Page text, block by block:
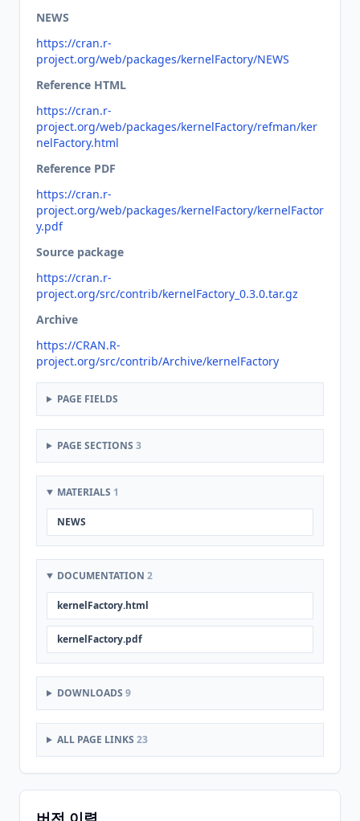
NEWS
https://cran.r-
project.org/web/packages/kernelFactory/NEWS
Reference HTML
https://cran.r-
project.org/web/packages/kernelFactory/refman/ker
nelFactory.html
Reference PDF
https://cran.r-
project.org/web/packages/kernelFactory/kernelFactor
y.pdf
Source package
https://cran.r-
project.org/src/contrib/kernelFactory_0.3.0.tar.gz
Archive
https://CRAN.R-
project.org/src/contrib/Archive/kernelFactory
PAGE FIELDS
PAGE SECTIONS 3
MATERIALS 1
NEWS
DOCUMENTATION 2
kernelFactory.html
kernelFactory.pdf
DOWNLOADS 9
ALL PAGE LINKS 23